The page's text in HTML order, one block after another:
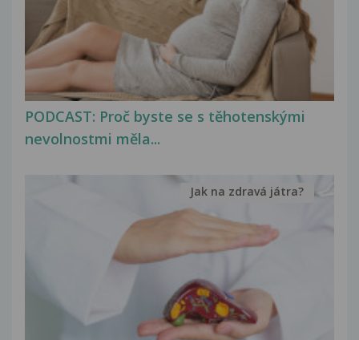
PODCAST: Proč byste se s těhotenskými
nevolnostmi měla...
Jak na zdravá játra?